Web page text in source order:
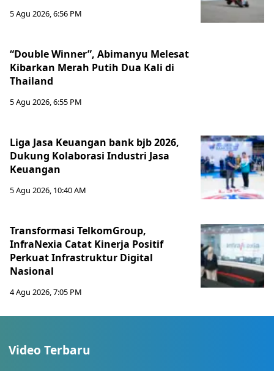
5 Agu 2026, 6:56 PM
“Double Winner”, Abimanyu Melesat
Kibarkan Merah Putih Dua Kali di
Thailand
5 Agu 2026, 6:55 PM
Liga Jasa Keuangan bank bjb 2026,
Dukung Kolaborasi Industri Jasa
Keuangan
5 Agu 2026, 10:40 AM
Transformasi TelkomGroup,
InfraNexia Catat Kinerja Positif
Perkuat Infrastruktur Digital
Nasional
4 Agu 2026, 7:05 PM
Video Terbaru